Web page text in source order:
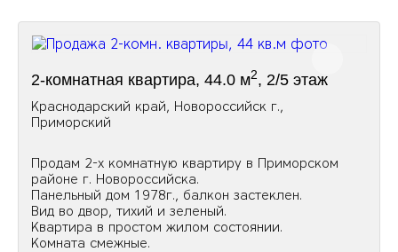
2-комнатная квартира, 44.0 м2, 2/5 этаж
Краснодарский край, Новороссийск г.,
Приморский
Продам 2-х комнатную квартиру в Приморском
районе г. Новороссийска.
Панельный дом 1978г., балкон застеклен.
Вид во двор, тихий и зеленый.
Квартира в простом жилом состоянии.
Комната смежные.